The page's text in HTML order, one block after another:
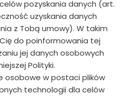
pozyskania danych (art.
uzyskania danych
z Tobą umowy). W takim
do poinformowania tej
jej danych osobowych
Polityki.
osobowe w postaci plików
technologii dla celów